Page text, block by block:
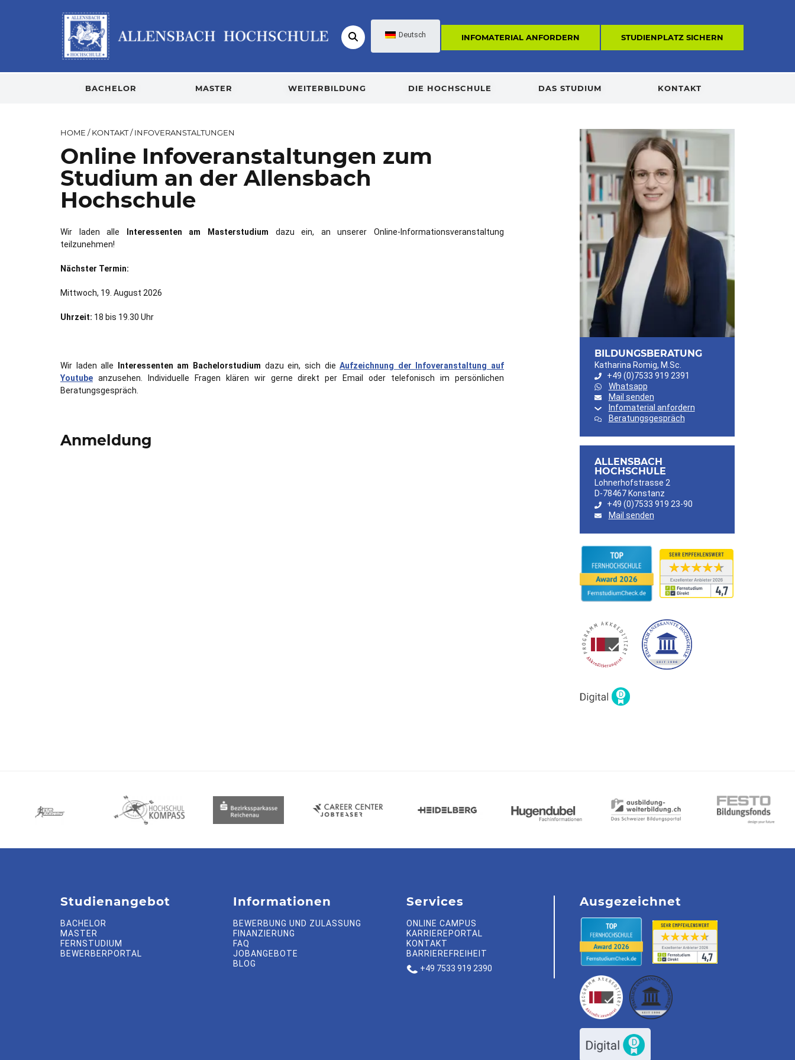
Deutsch INFOMATERIAL ANFORDERN STUDIENPLATZ SICHERN
BACHELOR MASTER WEITERBILDUNG DIE HOCHSCHULE DAS STUDIUM KONTAKT
HOME /KONTAKT/INFOVERANSTALTUNGEN
Online Infoveranstaltungen zum
Studium an der Allensbach
Hochschule
Wir laden alle Interessenten am Masterstudium dazu ein, an unserer Online-Informationsveranstaltung
teilzunehmen!
Nächster Termin:
Mittwoch, 19. August 2026
Uhrzeit: 18 bis 19.30 Uhr
Wir laden alle Interessenten am Bachelorstudium dazu ein, sich dieAufzeichnung der Infoveranstaltung auf
Youtube anzusehen. Individuelle Fragen klären wir gerne direkt per Email oder telefonisch im persönlichen
Beratungsgespräch.
Anmeldung
BILDUNGSBERATUNG
Katharina Romig, M.Sc.
+49 (0)7533 919 2391
Whatsapp
Mail senden
Infomaterial anfordern
Beratungsgespräch
ALLENSBACH
HOCHSCHULE
Lohnerhofstrasse 2
D-78467 Konstanz
+49 (0)7533 919 23-90
Mail senden
Studienangebot
BACHELOR
MASTER
FERNSTUDIUM
BEWERBERPORTAL
Informationen
BEWERBUNG UND ZULASSUNG
FINANZIERUNG
FAQ
JOBANGEBOTE
BLOG
Services
ONLINE CAMPUS
KARRIEREPORTAL
KONTAKT
BARRIEREFREIHEIT
+49 7533 919 2390
Ausgezeichnet